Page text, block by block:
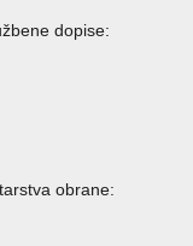
dopise:
obrane: